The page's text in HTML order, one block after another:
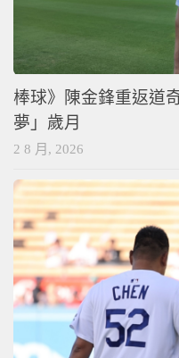
棒球》陳金鋒重返道
夢」歲月
2 8 月, 2026